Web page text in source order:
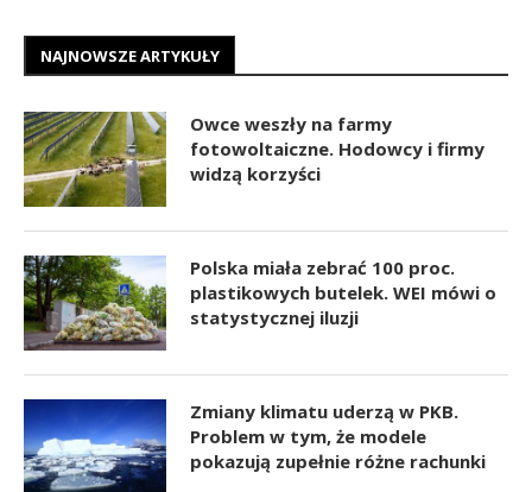
NAJNOWSZE ARTYKUŁY
Owce weszły na farmy
fotowoltaiczne. Hodowcy i firmy
widzą korzyści
Polska miała zebrać 100 proc.
plastikowych butelek. WEI mówi o
statystycznej iluzji
Zmiany klimatu uderzą w PKB.
Problem w tym, że modele
pokazują zupełnie różne rachunki